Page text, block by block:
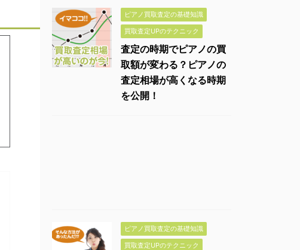
ピアノ買取査定の基礎知識
買取査定UPのテクニック
査定の時期でピアノの買
取額が変わる？ピアノの
査定相場が高くなる時期
を公開！
ピアノ買取査定の基礎知識
買取査定UPのテクニック